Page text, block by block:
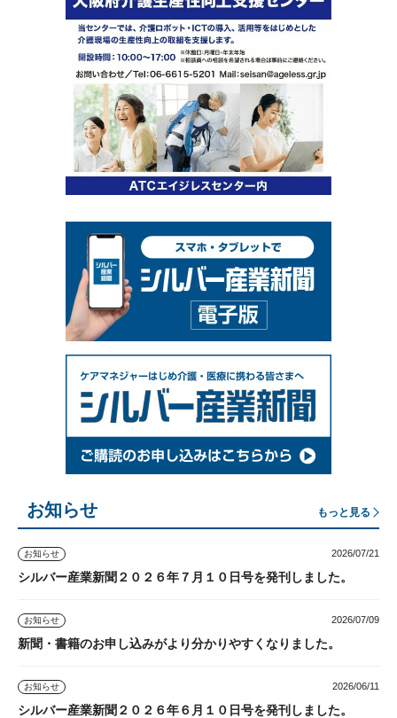
お知らせ もっと見る
お知らせ 2026/07/21
シルバー産業新聞２０２６年７月１０日号を発刊しました。
お知らせ 2026/07/09
新聞・書籍のお申し込みがより分かりやすくなりました。
お知らせ 2026/06/11
シルバー産業新聞２０２６年６月１０日号を発刊しました。